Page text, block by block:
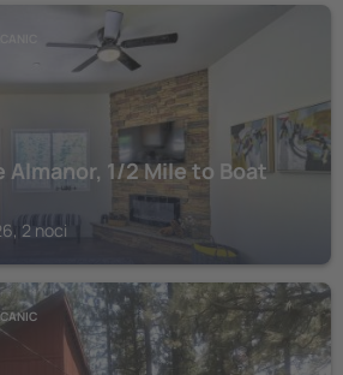
Almanor, 1/2 Mile to Boat
2 noci